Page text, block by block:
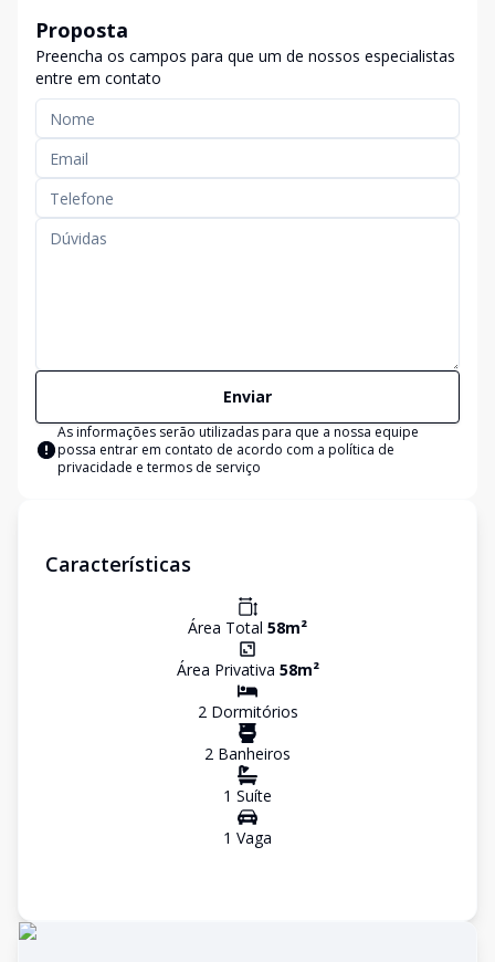
Proposta
Preencha os campos para que um de nossos especialistas
entre em contato
Enviar
As informações serão utilizadas para que a nossa equipe
possa entrar em contato de acordo com a política de
privacidade e termos de serviço
Características
Área Total 58m²
Área Privativa 58m²
2Dormitórios
2 Banheiros
1 Suíte
1 Vaga